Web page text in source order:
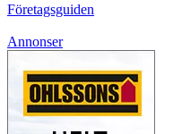
Företagsguiden
Annonser